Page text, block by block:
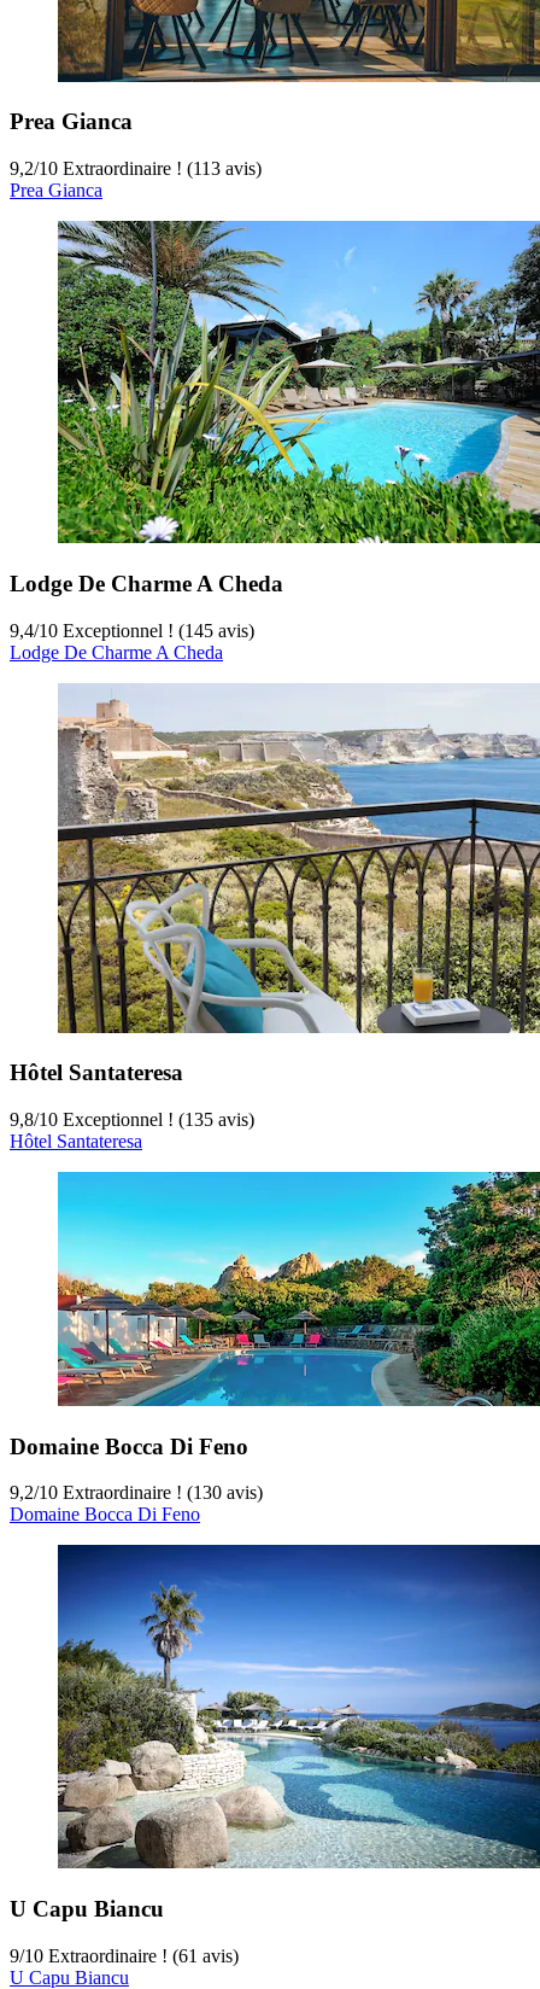
Prea Gianca
9,2/10 Extraordinaire ! (113 avis)
Prea Gianca
Lodge De Charme A Cheda
9,4/10 Exceptionnel ! (145 avis)
Lodge De Charme A Cheda
Hôtel Santateresa
9,8/10 Exceptionnel ! (135 avis)
Hôtel Santateresa
Domaine Bocca Di Feno
9,2/10 Extraordinaire ! (130 avis)
Domaine Bocca Di Feno
U Capu Biancu
9/10 Extraordinaire ! (61 avis)
U Capu Biancu